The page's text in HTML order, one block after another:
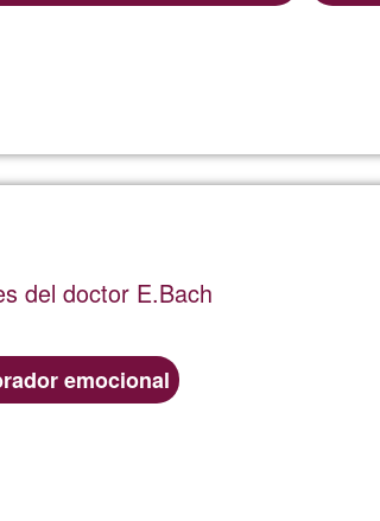
Bru
del doctor E.Bach
emocional